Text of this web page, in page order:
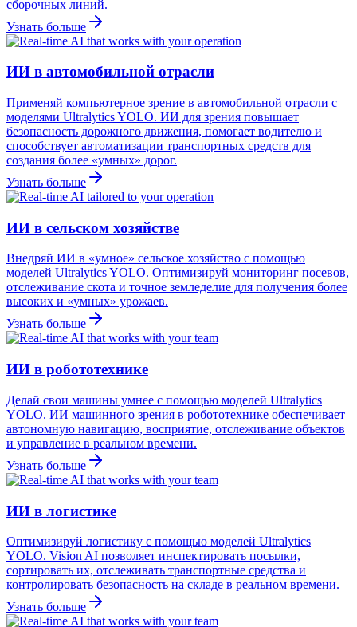
сборочных линий.
Узнать больше
ИИ в автомобильной отрасли
Применяй компьютерное зрение в автомобильной отрасли с
моделями Ultralytics YOLO. ИИ для зрения повышает
безопасность дорожного движения, помогает водителю и
способствует автоматизации транспортных средств для
создания более «умных» дорог.
Узнать больше
ИИ в сельском хозяйстве
Внедряй ИИ в «умное» сельское хозяйство с помощью
моделей Ultralytics YOLO. Оптимизируй мониторинг посевов,
отслеживание скота и точное земледелие для получения более
высоких и «умных» урожаев.
Узнать больше
ИИ в робототехнике
Делай свои машины умнее с помощью моделей Ultralytics
YOLO. ИИ машинного зрения в робототехнике обеспечивает
автономную навигацию, восприятие, отслеживание объектов
и управление в реальном времени.
Узнать больше
ИИ в логистике
Оптимизируй логистику с помощью моделей Ultralytics
YOLO. Vision AI позволяет инспектировать посылки,
сортировать их, отслеживать транспортные средства и
контролировать безопасность на складе в реальном времени.
Узнать больше